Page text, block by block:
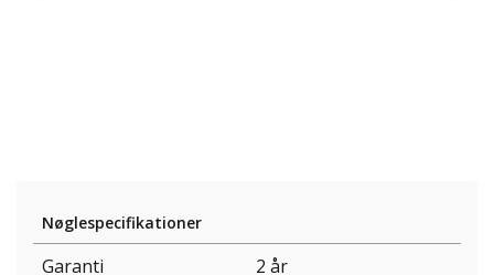
Nøglespecifikationer
Garanti 2 år